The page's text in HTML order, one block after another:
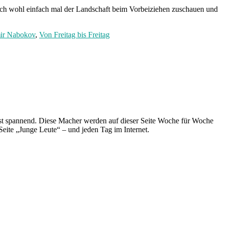
wohl einfach mal der Landschaft beim Vorbeiziehen zuschauen und
Nabokov, Von Freitag bis Freitag
Diese Macher werden auf dieser Seite Woche für Woche
„Junge Leute“ – und jeden Tag im Internet.